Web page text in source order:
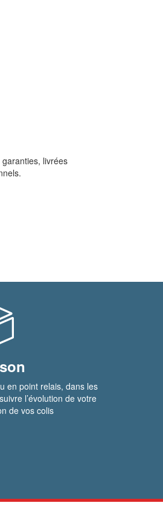
livrées
en point relais, dans les
l’évolution de votre
de vos colis